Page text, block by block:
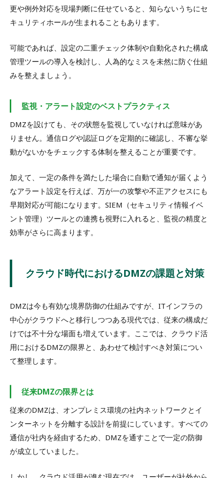
更や例外対応を現場判断に任せていると、知らないうちにセ
キュリティホールが生まれることもあります。
可能であれば、設定の二重チェック体制や自動化された構成
管理ツールの導入を検討し、人為的なミスを未然に防ぐ仕組
みを整えましょう。
監視・アラート設定のベストプラクティス
DMZを設けても、その状態を監視していなければ意味があ
りません。通信ログや認証ログを定期的に確認し、不審な挙
動がないかをチェックする体制を整えることが重要です。
加えて、一定の条件を満たした場合に自動で通知が届くよう
なアラート設定を行えば、万が一の攻撃や不正アクセスにも
早期対応が可能になります。SIEM（セキュリティ情報イベ
ント管理）ツールとの連携も視野に入れると、監視の精度と
効率がさらに高まります。
クラウド時代におけるDMZの課題と対策
DMZは今も有効な境界防御の仕組みですが、ITインフラの
中心がクラウドへと移行しつつある現代では、従来の構成だ
けでは不十分な場面も増えています。ここでは、クラウド活
用におけるDMZの限界と、あわせて検討すべき対策につい
て整理します。
従来DMZの限界とは
従来のDMZは、オンプレミス環境の社内ネットワークとイ
ンターネットを分離する設計を前提にしています。すべての
通信が社内を経由するため、DMZを通すことで一定の防御
が成立していました。